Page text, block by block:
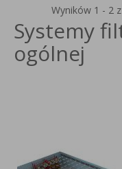
Wyników 1 - 2
Systemy
ogólnej